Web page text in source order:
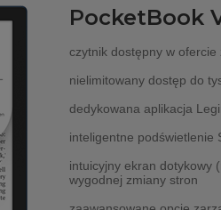
PocketBook
czytnik dostępny w
nielimitowany dostęp do
dedykowana aplikacja
inteligentne podświetlenie
intuicyjny ekran dotykowy
wygodnej zmiany stron